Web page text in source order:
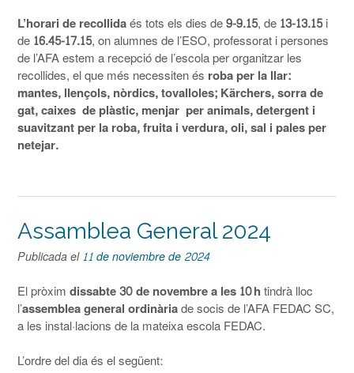
L’horari de recollidaés tots els dies de9-9.15, de13-13.15i
de16.45-17.15, on alumnes de l’ESO, professorat i persones
de l’AFA estem a recepció de l’escola per organitzar les
recollides, el que més necessiten és roba per la llar:
mantes, llençols, nòrdics, tovalloles; Kärchers, sorra de
gat, caixes de plàstic, menjar per animals, detergent i
suavitzant per la roba, fruita i verdura, oli, sal i pales per
netejar.
Assamblea General 2024
Publicada el11 de noviembre de 2024
El pròximdissabte 30 de novembre a les 10 htindrà lloc
l’assemblea general ordinàriade socis de l’AFA FEDAC SC,
a les instal·lacions de la mateixa escola FEDAC.
L’ordre del dia és el següent: